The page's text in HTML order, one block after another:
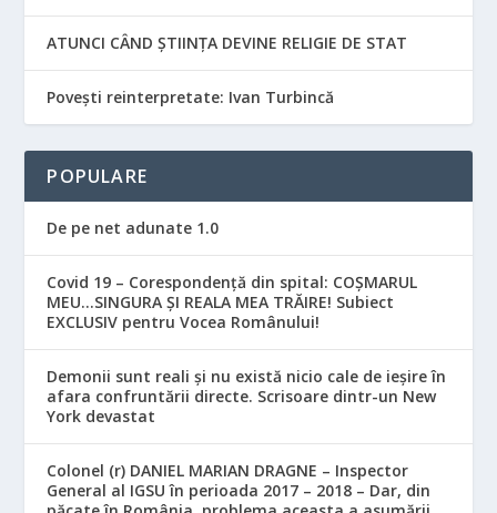
ATUNCI CÂND ȘTIINȚA DEVINE RELIGIE DE STAT
Povești reinterpretate: Ivan Turbincă
POPULARE
De pe net adunate 1.0
Covid 19 – Corespondență din spital: COȘMARUL
MEU…SINGURA ȘI REALA MEA TRĂIRE! Subiect
EXCLUSIV pentru Vocea Românului!
Demonii sunt reali și nu există nicio cale de ieșire în
afara confruntării directe. Scrisoare dintr-un New
York devastat
Colonel (r) DANIEL MARIAN DRAGNE – Inspector
General al IGSU în perioada 2017 – 2018 – Dar, din